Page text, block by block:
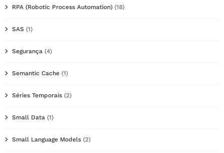
RPA (Robotic Process Automation) (18)
SAS (1)
Segurança (4)
Semantic Cache (1)
Séries Temporais (2)
Small Data (1)
Small Language Models (2)